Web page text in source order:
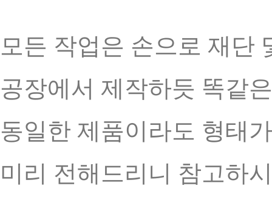
모든 작업은 손으로 재단
공장에서 제작하듯 똑같
동일한 제품이라도 형태
미리 전해드리니 참고하